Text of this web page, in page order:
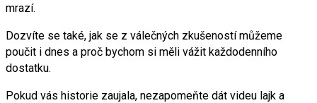
mrazí.
Dozvíte se také, jak se z válečných zkušeností můžeme
poučit i dnes a proč bychom si měli vážit každodenního
dostatku.
Pokud vás historie zaujala, nezapomeňte dát videu lajk a